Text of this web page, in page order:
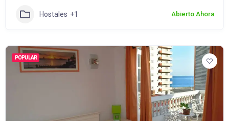
Hostales +1 Abierto Ahora
POPULAR